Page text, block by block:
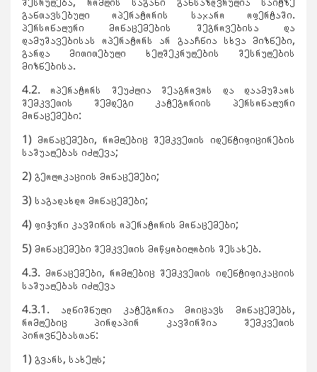
განთავსებული ოპერატორის საჯარო ოფერტაში.
პერსონალური მონაცემების შეგროვებისა და
დამუშავებისას ოპერატორს არ გააჩნია სხვა მიზნები,
გარდა მითითებული ხელშეკრულების შესრულების
მიზნებისა.
4.2. ოპერატორს შეუძლია შეაგროვოს და დაამუშაოს
შემკვეთის შემდეგი კატეგორიის პერსონალური
მონაცემები:
1) მონაცემები, რომლებიც შემკვეთის იდენტიფიცირების
საშუალებას იძლევა;
2) გეოლოკაციის მონაცემები;
3) საგადახდო მონაცემები;
4) ფიჭური კავშირის ოპერატორის მონაცემები;
5) მონაცემები შემკვეთის მოწყობილობის შესახებ.
4.3. მონაცემები, რომლებიც შემკვეთის იდენტიფიკაციის
საშუალებას იძლევა
4.3.1. აღნიშნული კატეგორია მოიცავს მონაცემებს,
რომლებიც პირდაპირ კავშირშია შემკვეთის
პიროვნებასთან:
1) გვარს, სახელს;